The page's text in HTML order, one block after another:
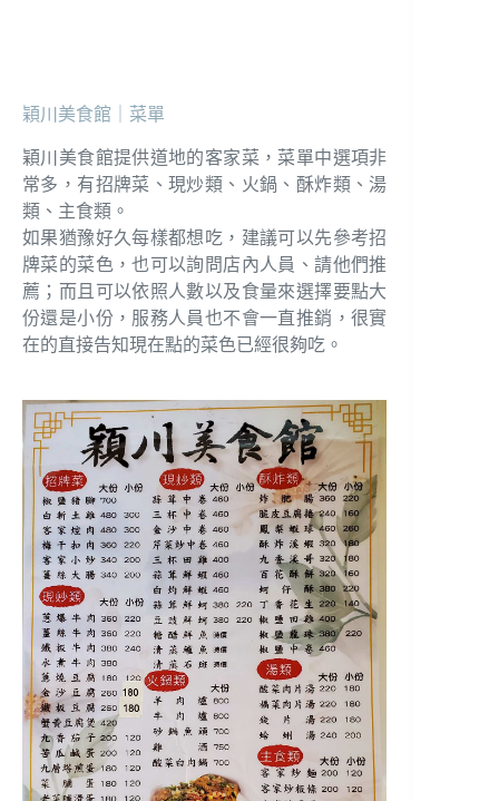
穎川美食館｜菜單
穎川美食館提供道地的客家菜，菜單中選項非
常多，有招牌菜、現炒類、火鍋、酥炸類、湯
類、主食類。
如果猶豫好久每樣都想吃，建議可以先參考招
牌菜的菜色，也可以詢問店內人員、請他們推
薦；而且可以依照人數以及食量來選擇要點大
份還是小份，服務人員也不會一直推銷，很實
在的直接告知現在點的菜色已經很夠吃。